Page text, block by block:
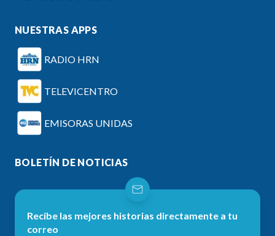
NUESTRAS APPS
RADIO HRN
TELEVICENTRO
EMISORAS UNIDAS
BOLETÍN DE NOTICIAS
Recibe las mejores historias directamente a tu
correo